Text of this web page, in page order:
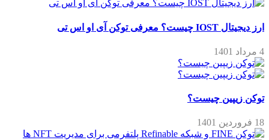
ارز دیجیتال IOST چیست؟ معرفی توکن آی او اس تی
4 مرداد 1401
توکن زیپین چیست؟
18 فروردین 1401